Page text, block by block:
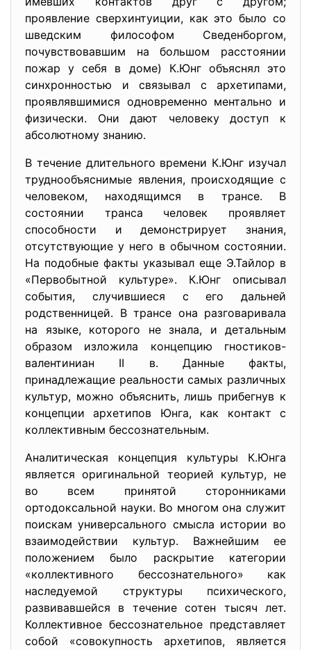
проявление сверхинтуиции, как это было со
шведским философом Сведенборгом,
почувствовавшим на большом расстоянии
пожар у себя в доме) К.Юнг объяснял это
синхронностью и связывал с архетипами,
проявлявшимися одновременно ментально и
физически. Они дают человеку доступ к
абсолютному знанию.
В течение длительного времени К.Юнг изучал
труднообъяснимые явления, происходящие с
человеком, находящимся в трансе. В
состоянии транса человек проявляет
способности и демонстрирует знания,
отсутствующие у него в обычном состоянии.
На подобные факты указывал еще Э.Тайлор в
«Первобытной культуре». К.Юнг описывал
события, случившиеся с его дальней
родственницей. В трансе она разговаривала
на языке, которого не знала, и детальным
образом изложила концепцию гностиков-
валентиниан II в. Данные факты,
принадлежащие реальности самых различных
культур, можно объяснить, лишь прибегнув к
концепции архетипов Юнга, как контакт с
коллективным бессознательным.
Аналитическая концепция культуры К.Юнга
является оригинальной теорией культур, не
во всем принятой сторонниками
ортодоксальной науки. Во многом она служит
поискам универсального смысла истории во
взаимодействии культур. Важнейшим ее
положением было раскрытие категории
«коллективного бессознательного» как
наследуемой структуры психического,
развивавшейся в течение сотен тысяч лет.
Коллективное бессознательное представляет
собой «совокупность архетипов, является